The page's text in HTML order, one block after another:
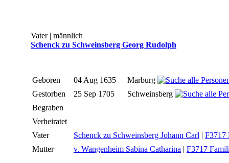
Vater | männlich
Schenck zu Schweinsberg Georg Rudolph
Geboren 04 Aug 1635
Marburg
Gestorben
25 Sep 1705
Schweinsberg
Begraben
Verheiratet
Vater
Schenck zu Schweinsberg Johann Carl | F3717
Mutter
v. Wangenheim Sabina Catharina | F3717